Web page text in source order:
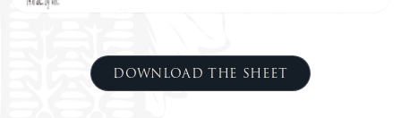
DOWNLOAD THE SHEET